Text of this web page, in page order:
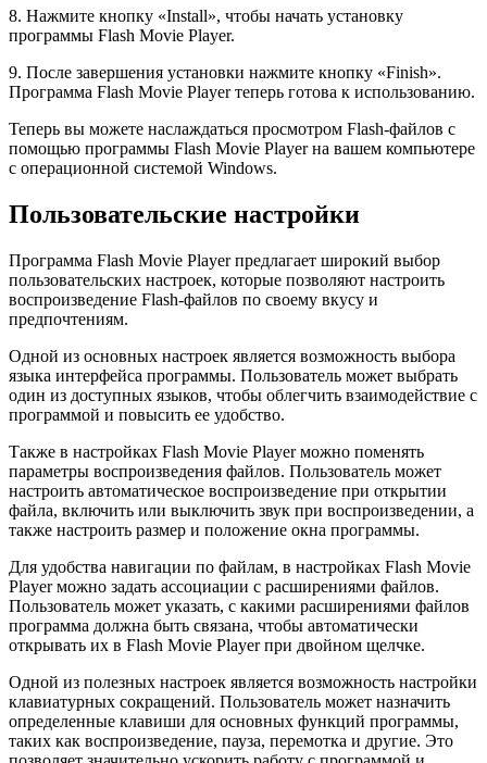
8. Нажмите кнопку «Install», чтобы начать установку
программы Flash Movie Player.
9. После завершения установки нажмите кнопку «Finish».
Программа Flash Movie Player теперь готова к использованию.
Теперь вы можете наслаждаться просмотром Flash-файлов с
помощью программы Flash Movie Player на вашем компьютере
с операционной системой Windows.
Пользовательские настройки
Программа Flash Movie Player предлагает широкий выбор
пользовательских настроек, которые позволяют настроить
воспроизведение Flash-файлов по своему вкусу и
предпочтениям.
Одной из основных настроек является возможность выбора
языка интерфейса программы. Пользователь может выбрать
один из доступных языков, чтобы облегчить взаимодействие с
программой и повысить ее удобство.
Также в настройках Flash Movie Player можно поменять
параметры воспроизведения файлов. Пользователь может
настроить автоматическое воспроизведение при открытии
файла, включить или выключить звук при воспроизведении, а
также настроить размер и положение окна программы.
Для удобства навигации по файлам, в настройках Flash Movie
Player можно задать ассоциации с расширениями файлов.
Пользователь может указать, с какими расширениями файлов
программа должна быть связана, чтобы автоматически
открывать их в Flash Movie Player при двойном щелчке.
Одной из полезных настроек является возможность настройки
клавиатурных сокращений. Пользователь может назначить
определенные клавиши для основных функций программы,
таких как воспроизведение, пауза, перемотка и другие. Это